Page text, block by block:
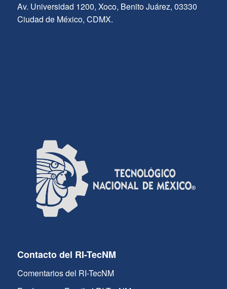
Av. Universidad 1200, Xoco, Benito Juárez, 03330
Ciudad de México, CDMX.
Contacto del RI-TecNM
Comentarios del RI-TecNM